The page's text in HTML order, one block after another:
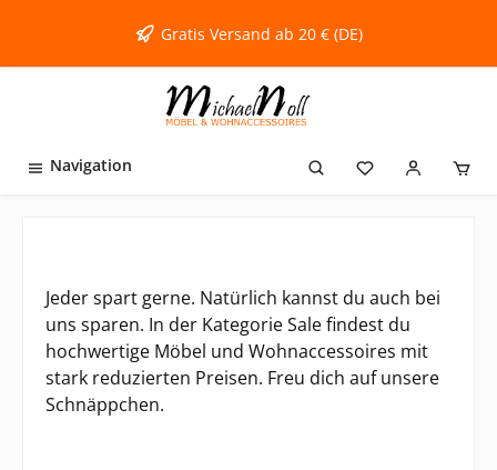
Gratis Versand ab 20 € (DE)
Navigation
Jeder spart gerne. Natürlich kannst du auch bei
uns sparen. In der Kategorie Sale findest du
hochwertige Möbel und Wohnaccessoires mit
stark reduzierten Preisen. Freu dich auf unsere
Schnäppchen.